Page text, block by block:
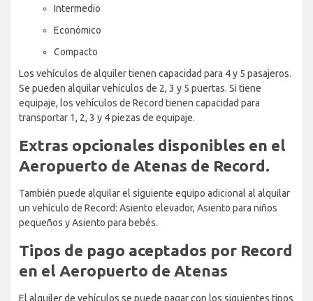
Intermedio
Económico
Compacto
Los vehículos de alquiler tienen capacidad para 4 y 5 pasajeros.
Se pueden alquilar vehículos de 2, 3 y 5 puertas. Si tiene
equipaje, los vehículos de Record tienen capacidad para
transportar 1, 2, 3 y 4 piezas de equipaje.
Extras opcionales disponibles en el
Aeropuerto de Atenas de Record.
También puede alquilar el siguiente equipo adicional al alquilar
un vehículo de Record: Asiento elevador, Asiento para niños
pequeños y Asiento para bebés.
Tipos de pago aceptados por Record
en el Aeropuerto de Atenas
El alquiler de vehículos se puede pagar con los siguientes tipos